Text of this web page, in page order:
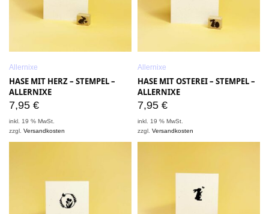
Allernixe
HASE MIT HERZ – STEMPEL –
ALLERNIXE
7,95 €
inkl. 19 % MwSt.
zzgl.Versandkosten
Allernixe
HASE MIT OSTEREI – STEMPEL –
ALLERNIXE
7,95 €
inkl. 19 % MwSt.
zzgl.Versandkosten